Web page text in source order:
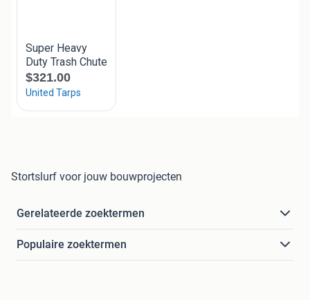
Stortslurf voor jouw bouwprojecten
Gerelateerde zoektermen
Populaire zoektermen